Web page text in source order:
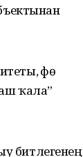
Өфө
ҡала”
битлегенең